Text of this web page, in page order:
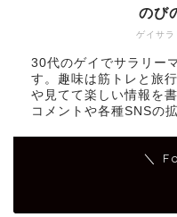
ゲイサラ
のび
30代のゲイでサラリー
す。趣味は筋トレと旅
や見てて楽しい情報を
コメントや各種SNSの
＼